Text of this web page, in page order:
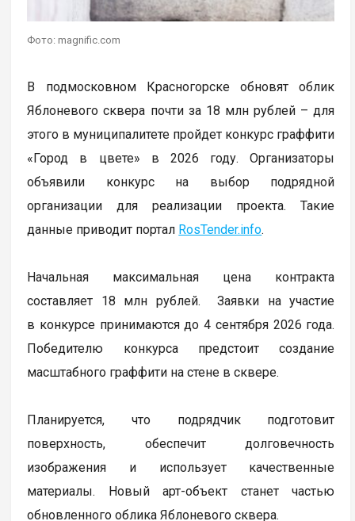
Фото: magnific.com
В подмосковном Красногорске обновят облик
Яблоневого сквера почти за 18 млн рублей – для
этого в муниципалитете пройдет конкурс граффити
«Город в цвете» в 2026 году. Организаторы
объявили конкурс на выбор подрядной
организации для реализации проекта. Такие
данные приводит портал RosTender.info.
Начальная максимальная цена контракта
составляет 18 млн рублей. Заявки на участие
в конкурсе принимаются до 4 сентября 2026 года.
Победителю конкурса предстоит создание
масштабного граффити на стене в сквере.
Планируется, что подрядчик подготовит
поверхность, обеспечит долговечность
изображения и использует качественные
материалы. Новый арт-объект станет частью
обновленного облика Яблоневого сквера.